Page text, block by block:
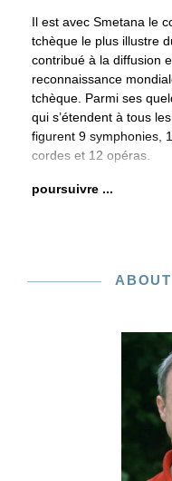
Il est avec Smetana le
tchèque le plus illustre
contribué à la diffusion
reconnaissance
tchèque. Parmi ses
qui s’étendent à tous
figurent 9 symphonies,
cordes et 12 opéras.
poursuivre ...